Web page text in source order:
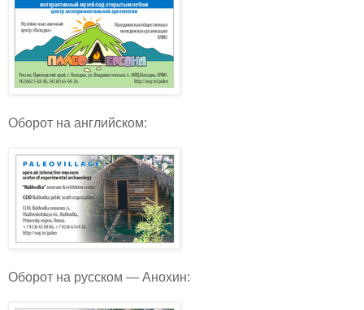
Оборот на английском:
Оборот на русском — Анохин: